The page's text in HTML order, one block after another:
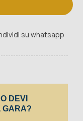
su whatsapp
DEVI
GARA?